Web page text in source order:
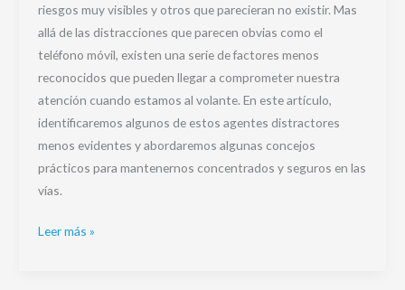
riesgos muy visibles y otros que parecieran no existir. Mas
allá de las distracciones que parecen obvias como el
teléfono móvil, existen una serie de factores menos
reconocidos que pueden llegar a comprometer nuestra
atención cuando estamos al volante. En este artículo,
identificaremos algunos de estos agentes distractores
menos evidentes y abordaremos algunas concejos
prácticos para mantenernos concentrados y seguros en las
vías.
Leer más »